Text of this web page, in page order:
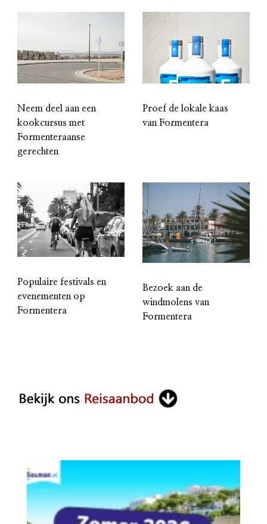
Neem deel aan een
kookcursus met
Formenteraanse
gerechten
Proef de lokale kaas
van Formentera
Populaire festivals en
evenementen op
Formentera
Bezoek aan de
windmolens van
Formentera